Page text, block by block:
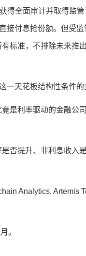
得全面审计并取得监
接付息抢份额。但受监
标准，不排除未来推
天花板结构性条件的
是利率驱动的金融公
否提升、非利息收入
Analytics, Artemis
。